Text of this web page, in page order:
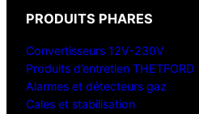
PRODUITS PHARES
Convertisseurs 12V-230V
Produits d’entretien THETFORD
Alarmes et détecteurs gaz
Cales et stabilisation